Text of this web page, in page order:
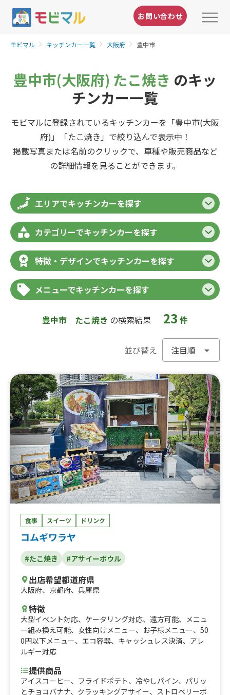
お問い合わせ
モビマル キッチンカー一覧 大阪府 豊中市
豊中市(大阪府) たこ焼き のキッ
チンカー一覧
モビマルに登録されているキッチンカーを「豊中市(大阪
府)」「たこ焼き」で絞り込んで表示中！
掲載写真または名前のクリックで、車種や販売商品など
の詳細情報を見ることができます。
エリアでキッチンカーを探す
カテゴリーでキッチンカーを探す
特徴・デザインでキッチンカーを探す
メニューでキッチンカーを探す
豊中市 たこ焼き の検索結果 23 件
並び替え
食事 スイーツ ドリンク
コムギワラヤ
#たこ焼き #アサイーボウル
出店希望都道府県
大阪府、 京都府、 兵庫県
特徴
大型イベント対応、 ケータリング対応、 遠方可能、
メニュ
ー組み換え可能、 女性向けメニュー、 お子様メニュー、 50
0円以下メニュー、 エコ容器、 キャッシュレス決済、 アレ
ルギー対応
提供商品
アイスコーヒー、フライドポテト、冷やしパイン、パリッ
とチョコバナナ、クラッキングアサイー、ストロベリーボ